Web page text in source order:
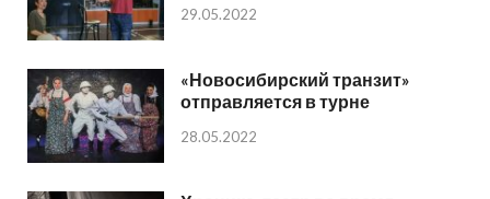
29.05.2022
«Новосибирский транзит»
отправляется в турне
28.05.2022